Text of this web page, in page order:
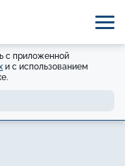
с приложенной
и с использованием